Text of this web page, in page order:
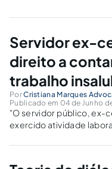
Servidor ex-
direito a
trabalho
PorCristiana Marques
Publicado em 04 de Junho
"O servidor público, ex-
exercido atividade
período de trabalho